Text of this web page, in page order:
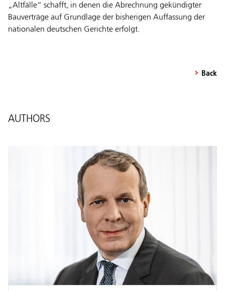
„Altfälle“ schafft, in denen die Abrechnung gekündigter
Bauverträge auf Grundlage der bisherigen Auffassung der
nationalen deutschen Gerichte erfolgt.
Back
AUTHORS